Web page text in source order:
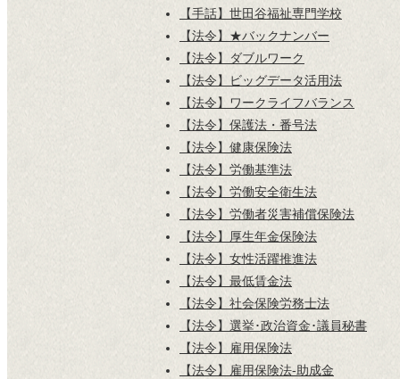
【手話】世田谷福祉専門学校
【法令】★バックナンバー
【法令】ダブルワーク
【法令】ビッグデータ活用法
【法令】ワークライフバランス
【法令】保護法・番号法
【法令】健康保険法
【法令】労働基準法
【法令】労働安全衛生法
【法令】労働者災害補償保険法
【法令】厚生年金保険法
【法令】女性活躍推進法
【法令】最低賃金法
【法令】社会保険労務士法
【法令】選挙･政治資金･議員秘書
【法令】雇用保険法
【法令】雇用保険法-助成金